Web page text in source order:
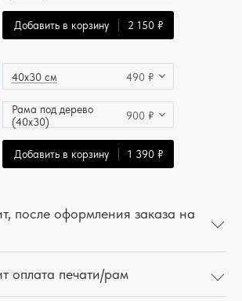
Добавить в корзину 2 150 ₽
40x30 см 490 ₽
Рама под дерево
(40x30)
900 ₽
Добавить в корзину 1 390 ₽
после оформления заказа на
оплата печати/рам